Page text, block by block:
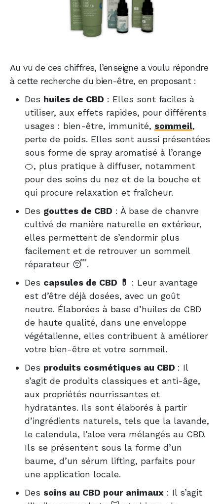
Au vu de ces chiffres, l’enseigne a voulu répondre
à cette recherche du bien-être, en proposant :
Des huiles de CBD : Elles sont faciles à
utiliser, aux effets rapides, pour différents
usages : bien-être, immunité, sommeil,
perte de poids. Elles sont aussi présentées
sous forme de spray aromatisé à l’orange
🍊, plus pratique à diffuser, notamment
pour des soins du nez et de la bouche et
qui procure relaxation et fraîcheur.
Des gouttes de CBD : À base de chanvre
cultivé de manière naturelle en extérieur,
elles permettent de s’endormir plus
facilement et de retrouver un sommeil
réparateur 😴.
Des capsules de CBD 💊
: Leur avantage
est d’être déjà dosées, avec un goût
neutre. Élaborées à base d’huiles de CBD
de haute qualité, dans une enveloppe
végétalienne, elles contribuent à améliorer
votre bien-être et votre sommeil.
Des produits cosmétiques au CBD : Il
s’agit de produits classiques et anti-âge,
aux propriétés nourrissantes et
hydratantes. Ils sont élaborés à partir
d’ingrédients naturels, tels que la lavande,
le calendula, l’aloe vera mélangés au CBD.
Ils se présentent sous la forme d’un
baume, d’un sérum lifting, parfaits pour
une application locale.
Des soins au CBD pour animaux : Il s’agit